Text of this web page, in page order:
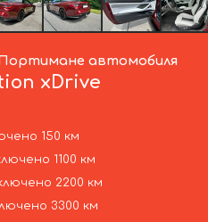
автомобиля
xDrive
150 км
1100 км
2200 км
3300 км